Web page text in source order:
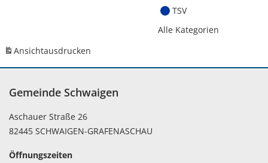
TSV
Alle Kategorien
Ansichtausdrucken
Gemeinde Schwaigen
Aschauer Straße 26
82445 SCHWAIGEN-GRAFENASCHAU
Öffnungszeiten